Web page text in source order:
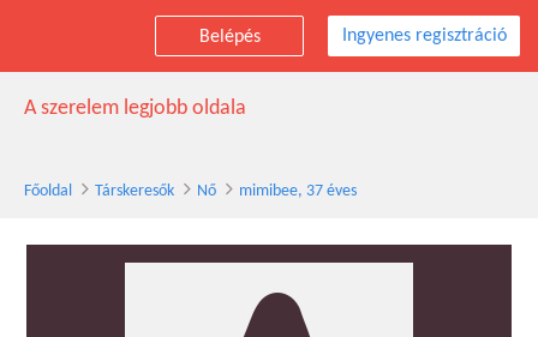
Belépés Ingyenes regisztráció
mimibee társkereső nő, 37 éves
A szerelem legjobb oldala
Főoldal Társkeresők Nő mimibee, 37 éves